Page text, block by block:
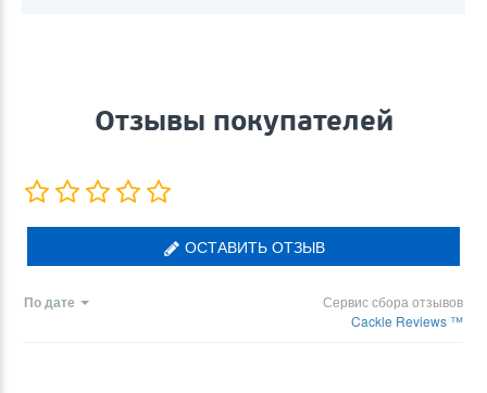
Отзывы покупателей
ОСТАВИТЬ ОТЗЫВ
По дате
Сервис сбора отзывов
Cackle Reviews ™